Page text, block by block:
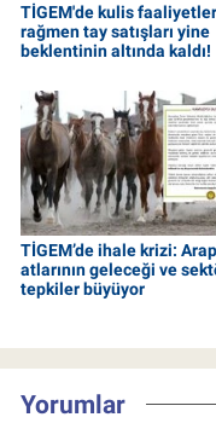
TİGEM'de kulis
rağmen tay satışları yine
beklentinin altında kaldı!
TİGEM’de ihale krizi: Arap
atlarının geleceği ve
tepkiler büyüyor
Yorumlar